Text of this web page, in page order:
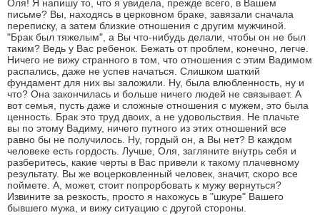
Оля! Я напишу то, что я увидела, прежде всего, в Вашем
письме? Вы, находясь в церковном браке, завязали сначала
переписку, а затем близкие отношения с другим мужчиной.
"Брак был тяжелым", а Вы что-нибудь делали, чтобы он не был
таким? Ведь у Вас ребенок. Бежать от проблем, конечно, легче.
Ничего не вижу странного в том, что отношения с этим Вадимом
распались, даже не успев начаться. Слишком шаткий
фундамент для них вы заложили. Ну, была влюбленность, ну и
что? Она закончилась и больше ничего людей не связывает. А
вот семья, пусть даже и сложные отношения с мужем, это была
ценность. Брак это труд двоих, а не удовольствия. Не плачьте
вы по этому Вадиму, ничего путного из этих отношений все
равно бы не получилось. Ну, гордый он, а Вы нет? В каждом
человеке есть гордость. Лучше, Оля, загляните внутрь себя и
разберитесь, какие черты в Вас привели к такому плачевному
результату. Вы же воцерковленный человек, значит, скоро все
поймете. А, может, стоит попрорбовать к мужу вернуться?
Извините за резкость, просто я нахожусь в "шкуре" Вашего
бывшего мужа, и вижу ситуацию с другой стороны.